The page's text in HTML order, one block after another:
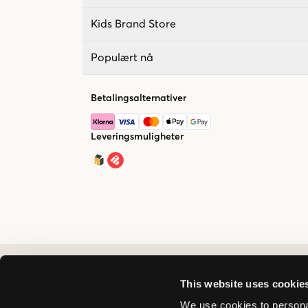
This website uses
We use cookies to
Kids Brand Store
Populært nå
Betalingsalternativer
Leveringsmuligheter